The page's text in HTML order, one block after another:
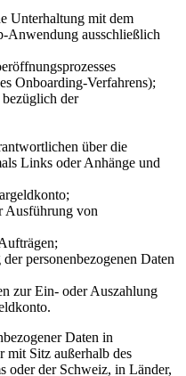
Unterhaltung mit dem
Anwendung ausschließlich
Onboarding-Verfahrens);
der
über die
Links oder Anhänge und
Ausführung von
personenbezogenen Daten
zur Ein- oder Auszahlung
Daten in
mit Sitz außerhalb des
oder der Schweiz, in Länder,